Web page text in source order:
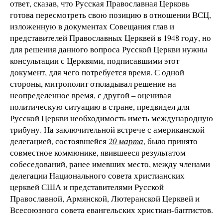
ответ, сказав, что Русская Православная Церковь
готова пересмотреть свою позицию в отношении ВСЦ,
изложенную в документах Совещания глав и
представителей Православных Церквей в 1948 году, но
для решения данного вопроса Русской Церкви нужны
консультации с Церквями, подписавшими этот
документ, для чего потребуется время. С одной
стороны, митрополит откладывал решение на
неопределенное время, с другой – оценивая
политическую ситуацию в стране, предвидел для
Русской Церкви необходимость иметь международную
трибуну. На заключительной встрече с американской
делегацией, состоявшейся 20 марта, было принято
совместное коммюнике, явившееся результатом
собеседований, ранее имевших место, между членами
делегации Национального совета христианских
церквей США и представителями Русской
Православной, Армянской, Лютеранской Церквей и
Всесоюзного совета евангельских христиан-баптистов.